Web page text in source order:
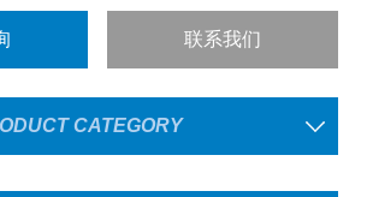
联系我们
CATEGORY